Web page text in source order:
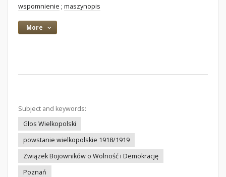
wspomnienie ; maszynopis
More
Subject and keywords:
Głos Wielkopolski
powstanie wielkopolskie 1918/1919
Związek Bojowników o Wolność i Demokrację
Poznań